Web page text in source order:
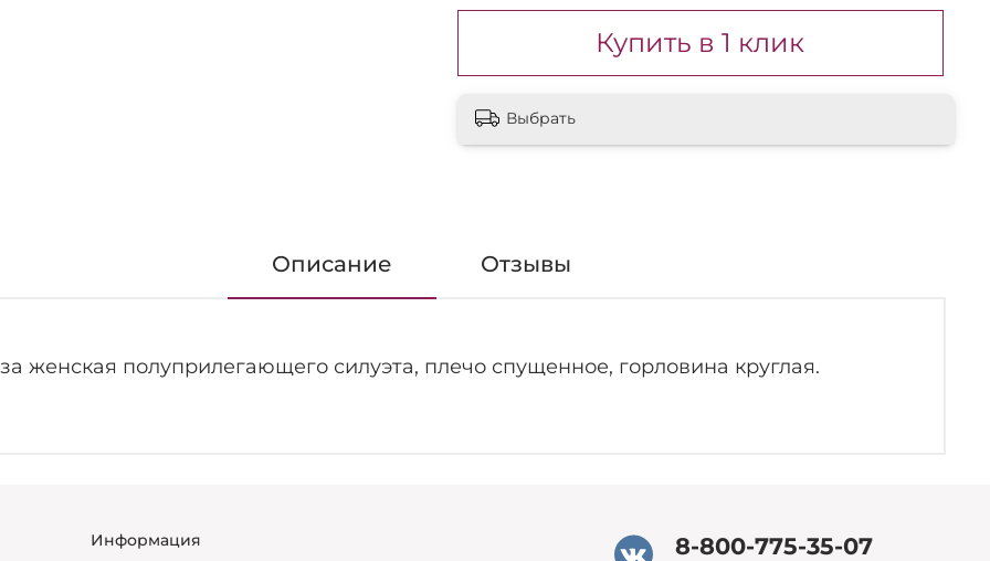
Купить в 1 клик
Выбрать
Описание Отзывы
женская полуприлегающего силуэта, плечо спущенное, горловина круглая.
Информация 8-800-775-35-07